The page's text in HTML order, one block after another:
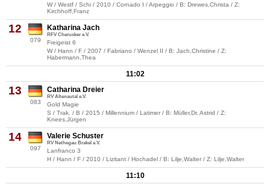
W / Westf / Schi / 2010 / Cornado I / Arpeggio / B: Drewes,Christa / Z:
Kirchhoff,Franz
12
079
Katharina Jach
RFV Cherusker e.V.
Freigeist 6
W / Hann / F / 2007 / Fabriano / Wenzel II / B: Jach,Christine / Z:
Habermann,Thea
11:02
13
083
Catharina Dreier
RV Altenautal e.V.
Gold Magie
S / Trak. / B / 2015 / Millennium / Latimer / B: Müller,Dr. Astrid / Z:
Knees,Jürgen
14
097
Valerie Schuster
RV Nethegau Brakel e.V.
Lanfranco 3
H / Hann / F / 2010 / Lizitant / Hochadel / B: Lilje,Walter / Z: Lilje,Walter
11:10